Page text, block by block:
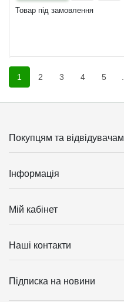
Товар під замовлення
1 2 3 4 5
Покупцям та відвідувачам
Інформація
Мій кабінет
Наші контакти
Підписка на новини